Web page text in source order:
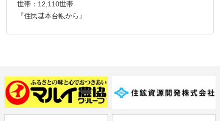
世帯：12,110世帯
『住民基本台帳から』